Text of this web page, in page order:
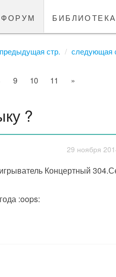
форум библиотека
предыдущая стр. следующая
9 10 11 »
?
29 ноября
Концертный
:oops: